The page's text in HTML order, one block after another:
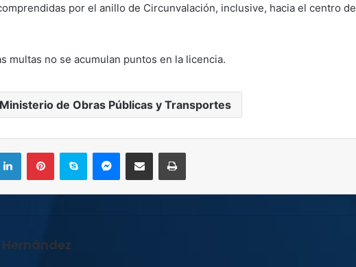
por el anillo de Circunvalación, inclusive, hacia el centro de
multas no se acumulan puntos en la licencia.
de Obras Públicas y Transportes
LinkedInPinterestSkype MessengerCompartir por correo electrónicoImprimir